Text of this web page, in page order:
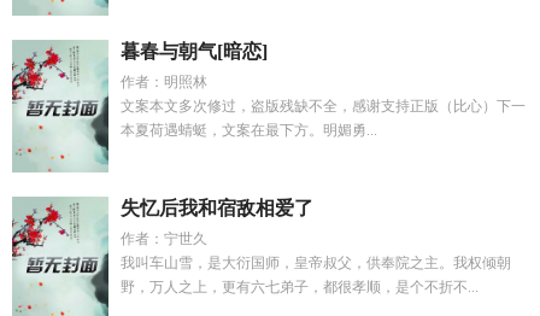
暮春与朝气[暗恋]
作者：明照林
文案本文多次修过，盗版残缺不全，感谢支持正版（比心）下一
本夏荷遇蜻蜓，文案在最下方。明媚勇...
失忆后我和宿敌相爱了
作者：宁世久
我叫车山雪，是大衍国师，皇帝叔父，供奉院之主。我权倾朝
野，万人之上，更有六七弟子，都很孝顺，是个不折不...